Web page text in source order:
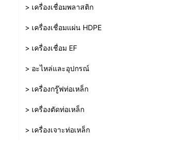
> เครื่องเชื่อมพลาสติก
> เครื่องเชื่อมแผ่น HDPE
> เครื่องเชื่อม EF
> อะไหล่และอุปกรณ์
> เครื่องกรู๊ฟท่อเหล็ก
> เครื่องตัดท่อเหล็ก
> เครื่องเจาะท่อเหล็ก